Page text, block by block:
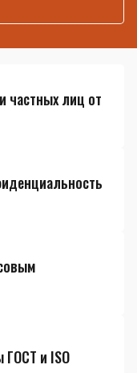
частных лиц от
и ISO